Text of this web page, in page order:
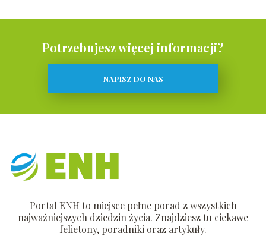
Potrzebujesz więcej informacji?
NAPISZ DO NAS
Portal ENH to miejsce pełne porad z wszystkich
najważniejszych dziedzin życia. Znajdziesz tu ciekawe
felietony, poradniki oraz artykuły.